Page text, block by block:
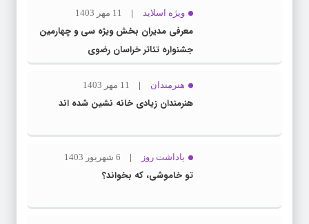
ویژه اسلاید 11 مهر 1403
معرفی مدیران بخش ویژه سی و چهارمین
جشنواره تئاتر خراسان رضوی
هنرمندان 11 مهر 1403
هنرمندان زیادی خانه نشین شده اند
یاداشت روز 6 شهریور 1403
تو خاموشی، که بخواند؟